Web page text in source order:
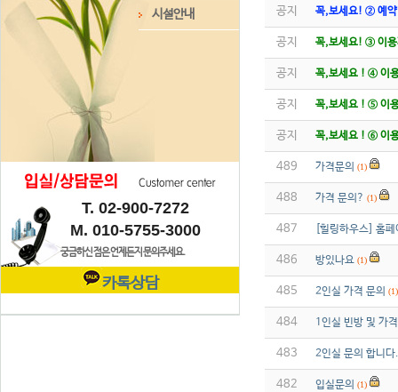
시설안내
T. 02-900-7272
M. 010-5755-3000
궁금하신 점은 언제든지 문의주세요.
카톡상담
공지 꼭,보세요! ② 예
공지 꼭,보세요! ③ 이
공지 꼭,보세요 ! ④ 이
공지 꼭,보세요 ! ⑤ 이
공지 꼭,보세요 ! ⑥ 이
489 가격문의 (1)
488 가격 문의? (1)
487 [힐링하우스] 홈
486 방있나요 (1)
485 2인실 가격 문의 (1)
484 1인실 빈방 및 가
483 2인실 문의 합니다.
482 입실문의 (1)